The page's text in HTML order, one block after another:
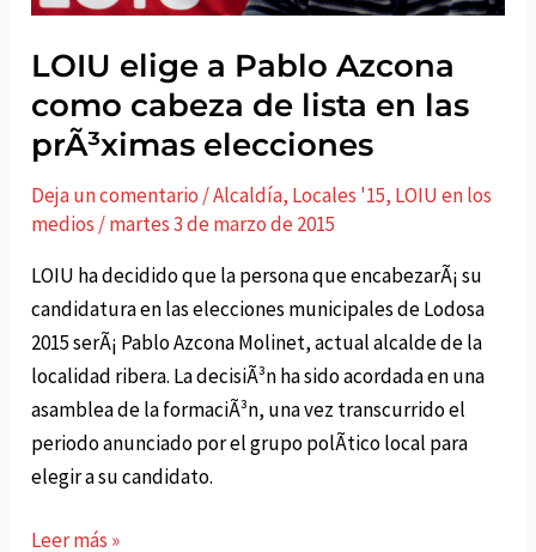
LOIU elige a Pablo Azcona
como cabeza de lista en las
prÃ³ximas elecciones
Deja un comentario /Alcaldía, Locales '15, LOIU en los
medios /martes 3 de marzo de 2015
LOIU ha decidido que la persona que encabezarÃ¡ su
candidatura en las elecciones municipales de Lodosa
2015 serÃ¡ Pablo Azcona Molinet, actual alcalde de la
localidad ribera. La decisiÃ³n ha sido acordada en una
asamblea de la formaciÃ³n, una vez transcurrido el
periodo anunciado por el grupo polÃ­tico local para
elegir a su candidato.
LOIU
Leer más »